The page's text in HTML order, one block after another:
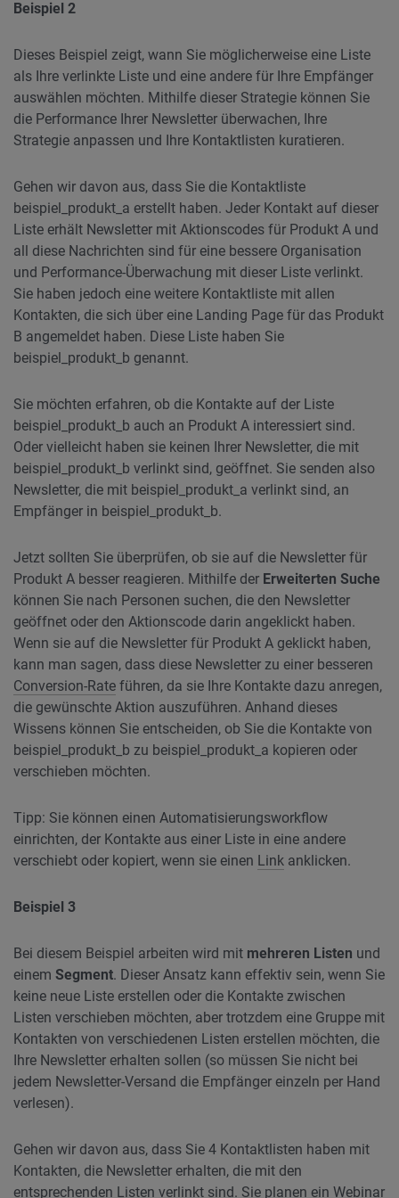
Beispiel 2
Dieses Beispiel zeigt, wann Sie möglicherweise eine Liste
als Ihre verlinkte Liste und eine andere für Ihre Empfänger
auswählen möchten. Mithilfe dieser Strategie können Sie
die Performance Ihrer Newsletter überwachen, Ihre
Strategie anpassen und Ihre Kontaktlisten kuratieren.
Gehen wir davon aus, dass Sie die Kontaktliste
beispiel_produkt_a erstellt haben. Jeder Kontakt auf dieser
Liste erhält Newsletter mit Aktionscodes für Produkt A und
all diese Nachrichten sind für eine bessere Organisation
und Performance-Überwachung mit dieser Liste verlinkt.
Sie haben jedoch eine weitere Kontaktliste mit allen
Kontakten, die sich über eine Landing Page für das Produkt
B angemeldet haben. Diese Liste haben Sie
beispiel_produkt_b genannt.
Sie möchten erfahren, ob die Kontakte auf der Liste
beispiel_produkt_b auch an Produkt A interessiert sind.
Oder vielleicht haben sie keinen Ihrer Newsletter, die mit
beispiel_produkt_b verlinkt sind, geöffnet. Sie senden also
Newsletter, die mit beispiel_produkt_a verlinkt sind, an
Empfänger in beispiel_produkt_b.
Jetzt sollten Sie überprüfen, ob sie auf die Newsletter für
Produkt A besser reagieren. Mithilfe der Erweiterten Suche
können Sie nach Personen suchen, die den Newsletter
geöffnet oder den Aktionscode darin angeklickt haben.
Wenn sie auf die Newsletter für Produkt A geklickt haben,
kann man sagen, dass diese Newsletter zu einer besseren
Conversion-Rate führen, da sie Ihre Kontakte dazu anregen,
die gewünschte Aktion auszuführen. Anhand dieses
Wissens können Sie entscheiden, ob Sie die Kontakte von
beispiel_produkt_b zu beispiel_produkt_a kopieren oder
verschieben möchten.
Tipp: Sie können einen Automatisierungsworkflow
einrichten, der Kontakte aus einer Liste in eine andere
verschiebt oder kopiert, wenn sie einen Link anklicken.
Beispiel 3
Bei diesem Beispiel arbeiten wird mit mehreren Listen und
einem Segment. Dieser Ansatz kann effektiv sein, wenn Sie
keine neue Liste erstellen oder die Kontakte zwischen
Listen verschieben möchten, aber trotzdem eine Gruppe mit
Kontakten von verschiedenen Listen erstellen möchten, die
Ihre Newsletter erhalten sollen (so müssen Sie nicht bei
jedem Newsletter-Versand die Empfänger einzeln per Hand
verlesen).
Gehen wir davon aus, dass Sie 4 Kontaktlisten haben mit
Kontakten, die Newsletter erhalten, die mit den
entsprechenden Listen verlinkt sind. Sie planen ein Webinar